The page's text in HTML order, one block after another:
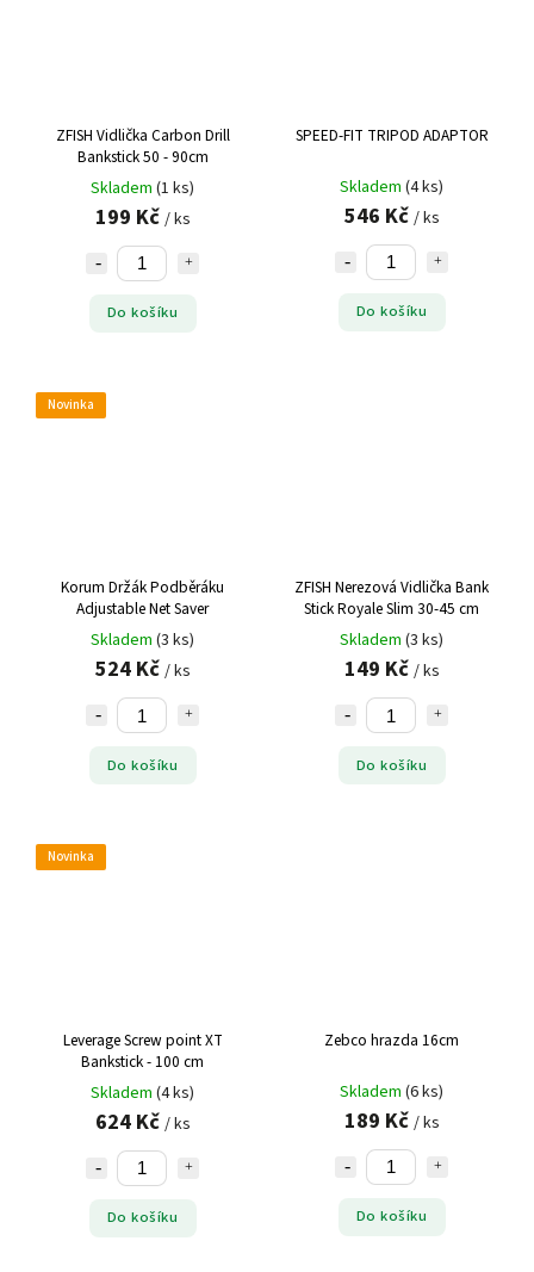
ZFISH Vidlička Carbon Drill
Bankstick 50 - 90cm
Skladem (1 ks)
199 Kč / ks
Do košíku
SPEED-FIT TRIPOD ADAPTOR
Skladem (4 ks)
546 Kč / ks
Do košíku
Novinka
Korum Držák Podběráku
Adjustable Net Saver
Skladem (3 ks)
524 Kč / ks
Do košíku
ZFISH Nerezová Vidlička Bank
Stick Royale Slim 30-45 cm
Skladem (3 ks)
149 Kč / ks
Do košíku
Novinka
Leverage Screw point XT
Bankstick - 100 cm
Skladem (4 ks)
624 Kč / ks
Do košíku
Zebco hrazda 16cm
Skladem (6 ks)
189 Kč / ks
Do košíku